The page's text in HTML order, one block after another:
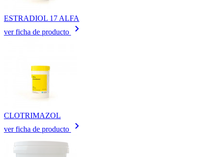
ESTRADIOL 17 ALFA
ver ficha de producto
keyboard_arrow_right
CLOTRIMAZOL
ver ficha de producto
keyboard_arrow_right